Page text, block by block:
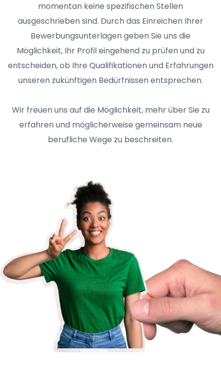
momentan keine spezifischen Stellen
ausgeschrieben sind. Durch das Einreichen Ihrer
Bewerbungsunterlagen geben Sie uns die
Möglichkeit, Ihr Profil eingehend zu prüfen und zu
entscheiden, ob Ihre Qualifikationen und Erfahrungen
unseren zukünftigen Bedürfnissen entsprechen.
Wir freuen uns auf die Möglichkeit, mehr über Sie zu
erfahren und möglicherweise gemeinsam neue
berufliche Wege zu beschreiten.